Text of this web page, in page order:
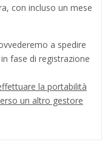
con incluso un mese
a spedire
fase di registrazione
la portabilità
un altro gestore